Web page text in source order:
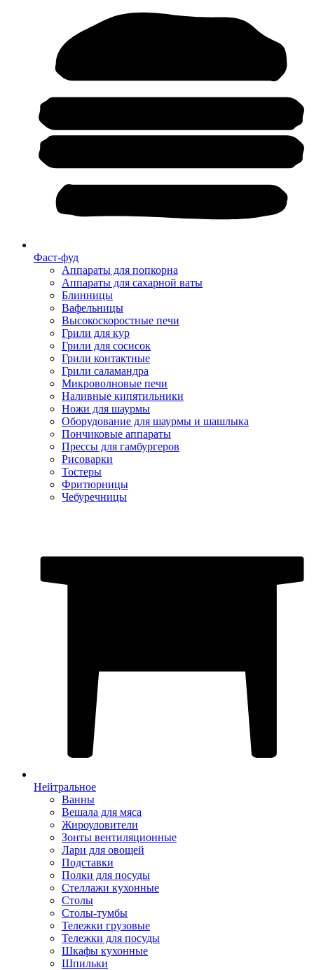
Фаст-фуд
Аппараты для попкорна
Аппараты для сахарной ваты
Блинницы
Вафельницы
Высокоскоростные печи
Грили для кур
Грили для сосисок
Грили контактные
Грили саламандра
Микроволновые печи
Наливные кипятильники
Ножи для шаурмы
Оборудование для шаурмы и шашлыка
Пончиковые аппараты
Прессы для гамбургеров
Рисоварки
Тостеры
Фритюрницы
Чебуречницы
Нейтральное
Ванны
Вешала для мяса
Жироуловители
Зонты вентиляционные
Лари для овощей
Подставки
Полки для посуды
Стеллажи кухонные
Столы
Столы-тумбы
Тележки грузовые
Тележки для посуды
Шкафы кухонные
Шпильки